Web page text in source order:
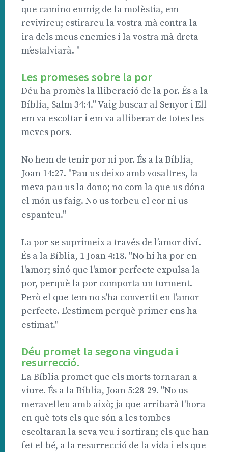
que camino enmig de la molèstia, em
revivireu; estirareu la vostra mà contra la
ira dels meus enemics i la vostra mà dreta
m’estalviarà. "
Les promeses sobre la por
Déu ha promès la lliberació de la por. És a la
Bíblia, Salm 34:4." Vaig buscar al Senyor i Ell
em va escoltar i em va alliberar de totes les
meves pors.
No hem de tenir por ni por. És a la Bíblia,
Joan 14:27. "Pau us deixo amb vosaltres, la
meva pau us la dono; no com la que us dóna
el món us faig. No us torbeu el cor ni us
espanteu."
La por se suprimeix a través de l’amor diví.
És a la Bíblia, 1 Joan 4:18. "No hi ha por en
l'amor; sinó que l'amor perfecte expulsa la
por, perquè la por comporta un turment.
Però el que tem no s'ha convertit en l'amor
perfecte. L'estimem perquè primer ens ha
estimat."
Déu promet la segona vinguda i
resurrecció.
La Bíblia promet que els morts tornaran a
viure. És a la Bíblia, Joan 5:28-29. "No us
meravelleu amb això; ja que arribarà l'hora
en què tots els que són a les tombes
escoltaran la seva veu i sortiran; els que han
fet el bé, a la resurrecció de la vida i els que